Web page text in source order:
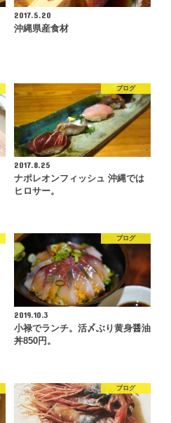
2017.5.20
沖縄県産食材
ブログ
2017.8.25
ナポレオンフィッシュ 沖縄では
ヒロサー。
ブログ
2019.10.3
小禄でランチ。活〆ぶり黄身醤油
丼850円。
ブログ